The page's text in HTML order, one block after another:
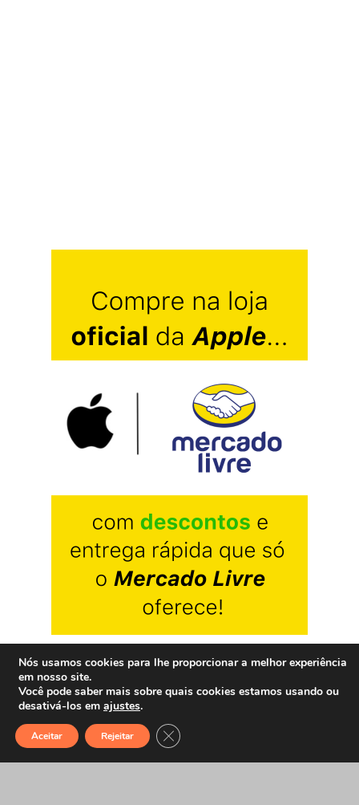
Nós usamos cookies para lhe proporcionar a melhor experiência
em nosso site.
Você pode saber mais sobre quais cookies estamos usando ou
desativá-los em ajustes.
Aceitar Rejeitar Close GDPR Cookie Banner